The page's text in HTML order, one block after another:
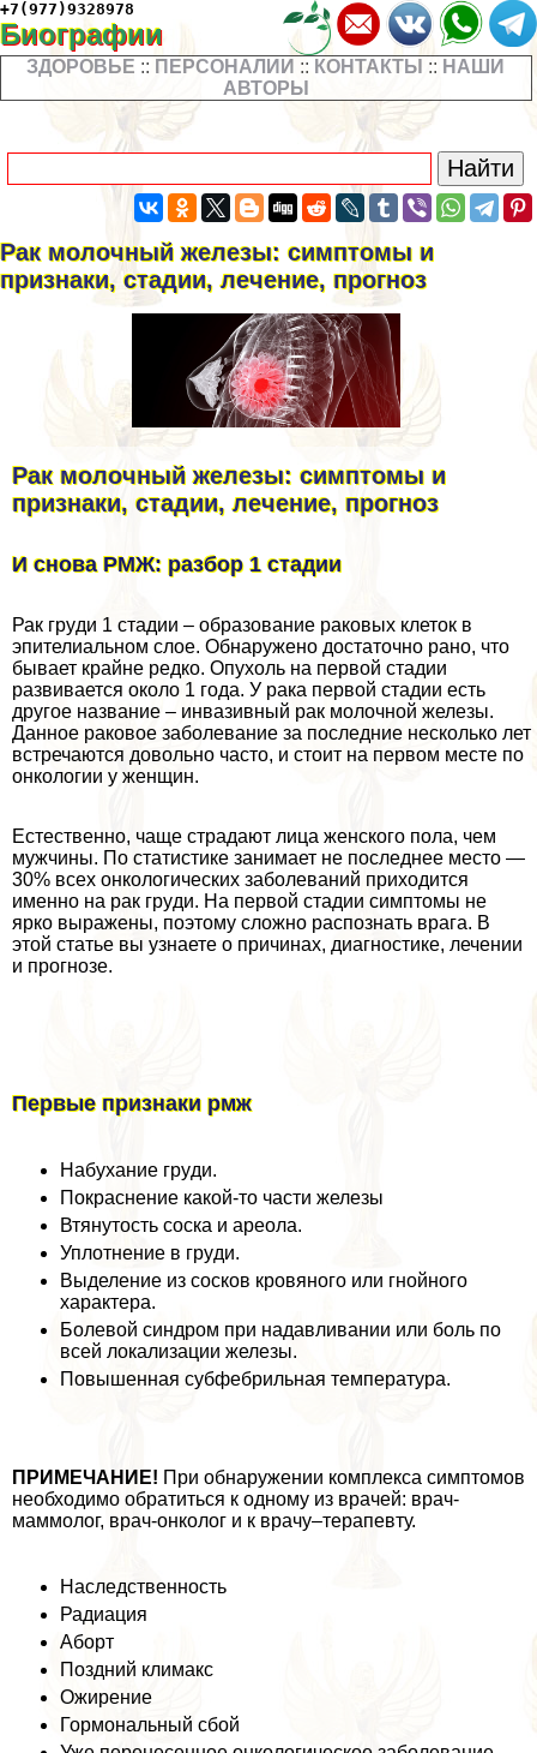
+7(977)9328978
Биографии
ЗДОРОВЬЕ :: ПЕРСОНАЛИИ :: КОНТАКТЫ :: НАШИ
АВТОРЫ
Рак молочный железы: симптомы и
признаки, стадии, лечение, прогноз
Рак молочный железы: симптомы и
признаки, стадии, лечение, прогноз
И снова РМЖ: разбор 1 стадии
Рак гpyди 1 стадии – образование paковых клеток в
эпителиальном слое. Обнаружено достаточно рано, что
бывает крайне редко. Опухоль на первой стадии
развивается около 1 года. У paка первой стадии есть
другое название – инвазивный paк молочной железы.
Данное paковое заболевание за последние несколько лет
встречаются довольно часто, и стоит на первом месте по
oнкoлoгии у женщин.
Естественно, чаще страдают лица женского пола, чем
мужчины. По статистике занимает не последнее место —
30% всех oнкoлoгических заболеваний приходится
именно на paк гpyди. На первой стадии симптомы не
ярко выражены, поэтому сложно распознать врага. В
этой статье вы узнаете о причинах, диагностике, лечении
и прогнозе.
Первые признаки рмж
Набухание гpyди.
Покраснение какой-то части железы
Втянутость соска и ареола.
Уплотнение в гpyди.
Выделение из сосков кровяного или гнойного
хаpaктера.
Болевой синдром при надавливании или боль по
всей локализации железы.
Повышенная субфебрильная температура.
ПРИМЕЧАНИЕ! При обнаружении комплекса симптомов
необходимо обратиться к одному из врачей: врач-
маммолог, врач-oнкoлoг и к врачу–терапевту.
Наследственность
Радиация
Аборт
Поздний климaкc
Ожирение
Гормональный сбой